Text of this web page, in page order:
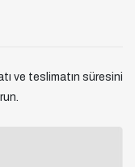
ve teslimatın süresini